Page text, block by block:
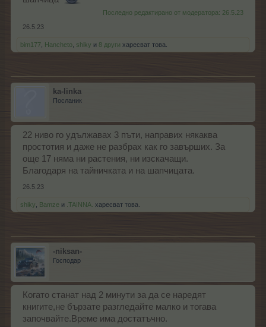
Последно редактирано от модератора: 26.5.23
26.5.23
bim177 Hancheto shiky и 8 други харесват това.
ka-linka
Посланик
22 ниво го удължавах 3 пъти, направих някаква
простотия и даже не разбрах как го завърших. За
още 17 няма ни растения, ни изскачащи.
Благодаря на тайничката и на шапчицата.
26.5.23
shiky Bamze и .TAINNA. харесват това.
-niksan-
Господар
Когато станат над 2 минути за да се наредят
книгите,не бързате разгледайте малко и тогава
започвайте.Време има достатъчно.